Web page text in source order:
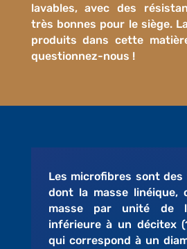
lavables, avec des
très bonnes pour le siège.
produits dans cette
questionnez-nous !
Les microfibres sont des
dont la masse linéique,
masse par unité de
inférieure à un décitex
qui correspond à un